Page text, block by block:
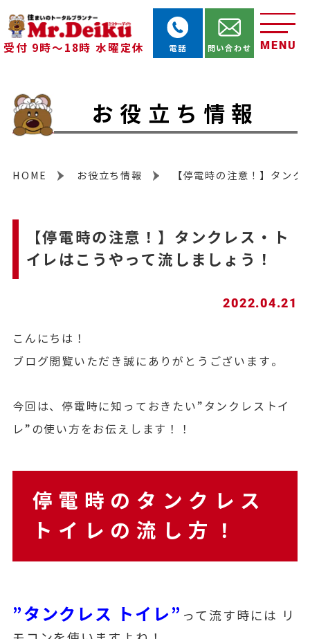
受付 9時～18時 水曜定休 MENU
電話 問い合わせ
お役立ち情報
HOME お役立ち情報 【停電時の注意！】タン
【停電時の注意！】タンクレス・ト
イレはこうやって流しましょう！
2022.04.21
こんにちは！
ブログ閲覧いただき誠にありがとうございます。
今回は、停電時に知っておきたい”タンクレストイ
レ”の使い方をお伝えします！！
停電時のタンクレス
トイレの流し方！
”タンクレス トイレ” って流す時には リ